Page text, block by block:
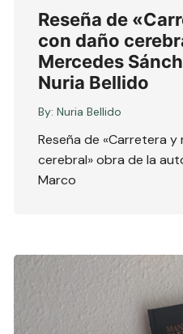
Reseña de
con daño
Mercedes
Nuria Bellido
By: Nuria Bellido
Reseña de «Carretera
cerebral» obra de la
Marco